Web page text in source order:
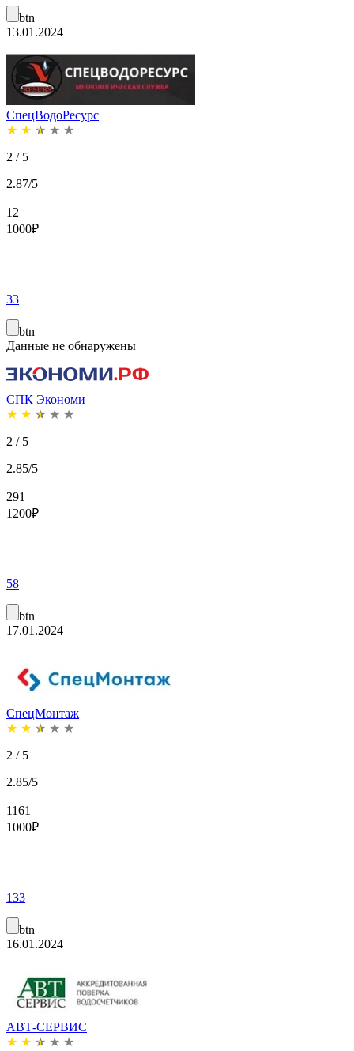
btn
13.01.2024
СпецВодоРесурс
★ ★ ★ ★ ★
2 / 5
2.87/5
12
1000₽
33
btn
Данные не обнаружены
СПК Экономи
★ ★ ★ ★ ★
2 / 5
2.85/5
291
1200₽
58
btn
17.01.2024
СпецМонтаж
★ ★ ★ ★ ★
2 / 5
2.85/5
1161
1000₽
133
btn
16.01.2024
АВТ-СЕРВИС
★ ★ ★ ★ ★